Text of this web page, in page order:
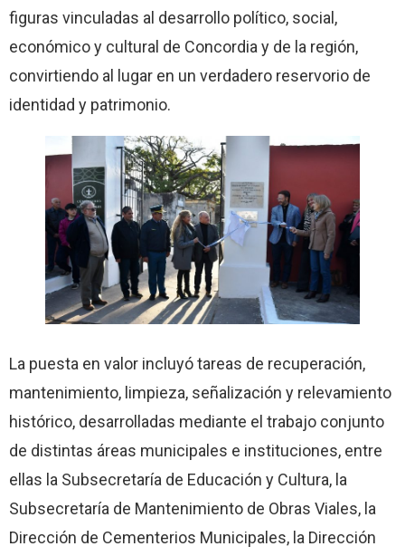
figuras vinculadas al desarrollo político, social,
económico y cultural de Concordia y de la región,
convirtiendo al lugar en un verdadero reservorio de
identidad y patrimonio.
La puesta en valor incluyó tareas de recuperación,
mantenimiento, limpieza, señalización y relevamiento
histórico, desarrolladas mediante el trabajo conjunto
de distintas áreas municipales e instituciones, entre
ellas la Subsecretaría de Educación y Cultura, la
Subsecretaría de Mantenimiento de Obras Viales, la
Dirección de Cementerios Municipales, la Dirección